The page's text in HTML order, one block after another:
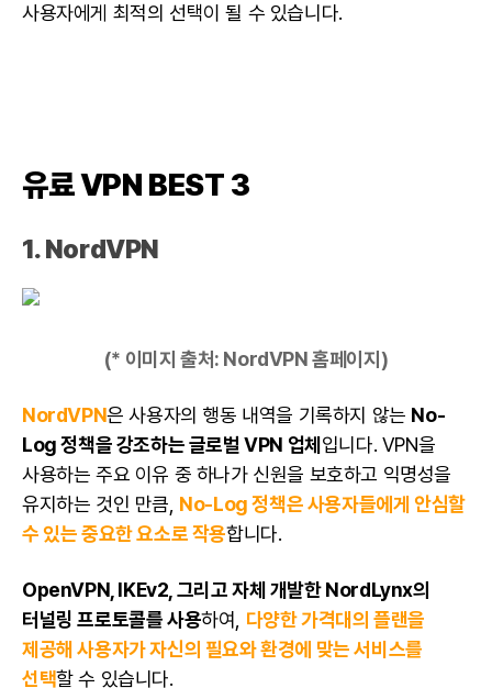
사용자에게 최적의 선택이 될 수 있습니다.
유료 VPN BEST 3
1.NordVPN
(* 이미지 출처: NordVPN 홈페이지)
NordVPN은사용자의 행동 내역을 기록하지 않는 No-
Log 정책을 강조하는 글로벌 VPN 업체입니다. VPN을
사용하는 주요 이유 중 하나가 신원을 보호하고 익명성을
유지하는 것인 만큼, No-Log 정책은 사용자들에게 안심할
수 있는 중요한 요소로 작용합니다.
OpenVPN, IKEv2, 그리고 자체 개발한 NordLynx의
터널링 프로토콜를 사용하여, 다양한 가격대의 플랜을
제공해사용자가 자신의 필요와 환경에 맞는 서비스를
선택할 수 있습니다.